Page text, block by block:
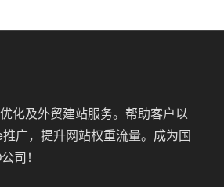
化及外贸建站服务。帮助客户以
广，提升网站权重流量。成为国
司！